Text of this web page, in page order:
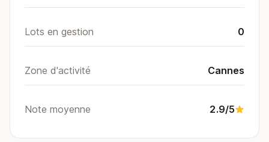
Lots en gestion 0
Zone d'activité Cannes
Note moyenne 2.9/5